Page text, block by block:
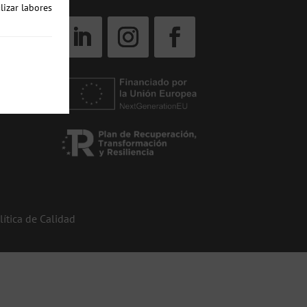
de Calidad
labores